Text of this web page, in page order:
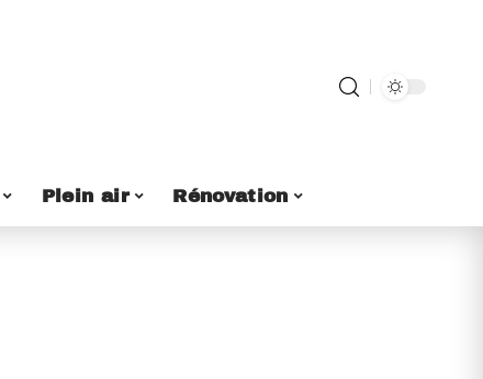
Plein air Rénovation